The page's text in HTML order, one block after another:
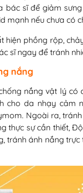
bác sĩ để giảm
mạnh nếu chưa có
hiện phồng rộp,
sĩ ngay để tránh
nắng
nắng vật lý có
cho da nhạy cảm
Ngoài ra,
thực sự cần thiết,
tránh ánh nắng trực